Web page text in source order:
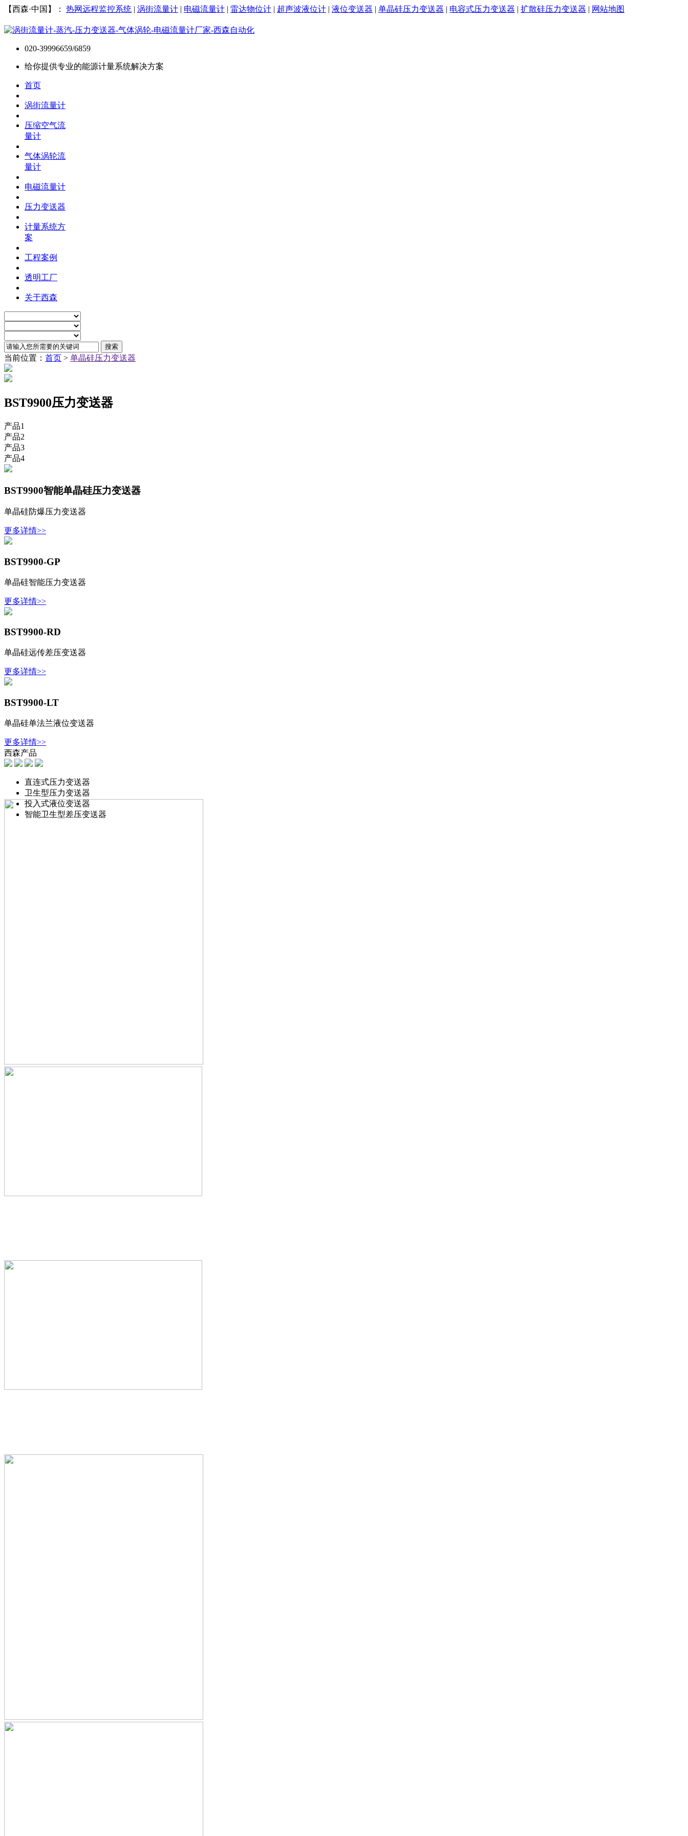
【西森·中国】： 热网远程监控系统 | 涡街流量计 | 电磁流量计 | 雷达物位计 | 超声波液位计 | 液位变送器 | 单晶硅压力变送器 | 电容式压力变送器 | 扩散硅压力变送器 | 网站地图
020-39996659/6859
给你提供专业的能源计量系统解决方案
首页
涡街流量计
压缩空气流
量计
气体涡轮流
量计
电磁流量计
压力变送器
计量系统方
案
工程案例
透明工厂
关于西森
当前位置： 首页 > 单晶硅压力变送器
BST9900压力变送器
产品1
产品2
产品3
产品4
BST9900智能单晶硅压力变送器
单晶硅防爆压力变送器
更多详情>>
BST9900-GP
单晶硅智能压力变送器
更多详情>>
BST9900-RD
单晶硅远传差压变送器
更多详情>>
BST9900-LT
单晶硅单法兰液位变送器
更多详情>>
西森产品
直连式压力变送器
卫生型压力变送器
投入式液位变送器
智能卫生型差压变送器